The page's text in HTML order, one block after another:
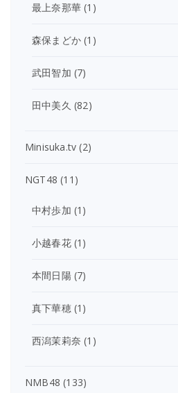
最上奈那華 (1)
森保まどか (1)
武田智加 (7)
田中美久 (82)
Minisuka.tv (2)
NGT48 (11)
中村歩加 (1)
小越春花(1)
本間日陽(7)
真下華穂(1)
西潟茉莉奈 (1)
NMB48 (133)